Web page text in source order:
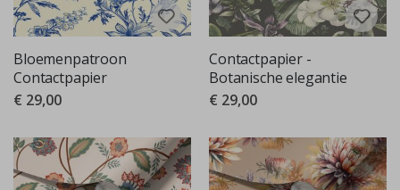
Bloemenpatroon
Contactpapier
€ 29,00
Contactpapier -
Botanische elegantie
€ 29,00